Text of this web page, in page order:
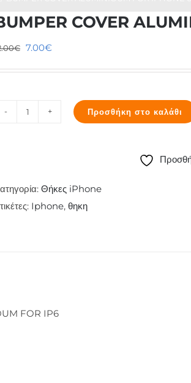
COVER
€ Original
7.00€Η
7.00€.
IPHONE
6-
Προσθήκη στο καλάθι
Θήκες iPhone
Iphone, θηκη
FOR IP6